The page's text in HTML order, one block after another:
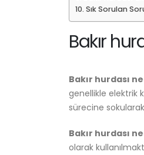
Sık Sorulan
Bakır
Bakır hurdası
genellikle elektrik
sürecine
Bakır hurdası
olarak